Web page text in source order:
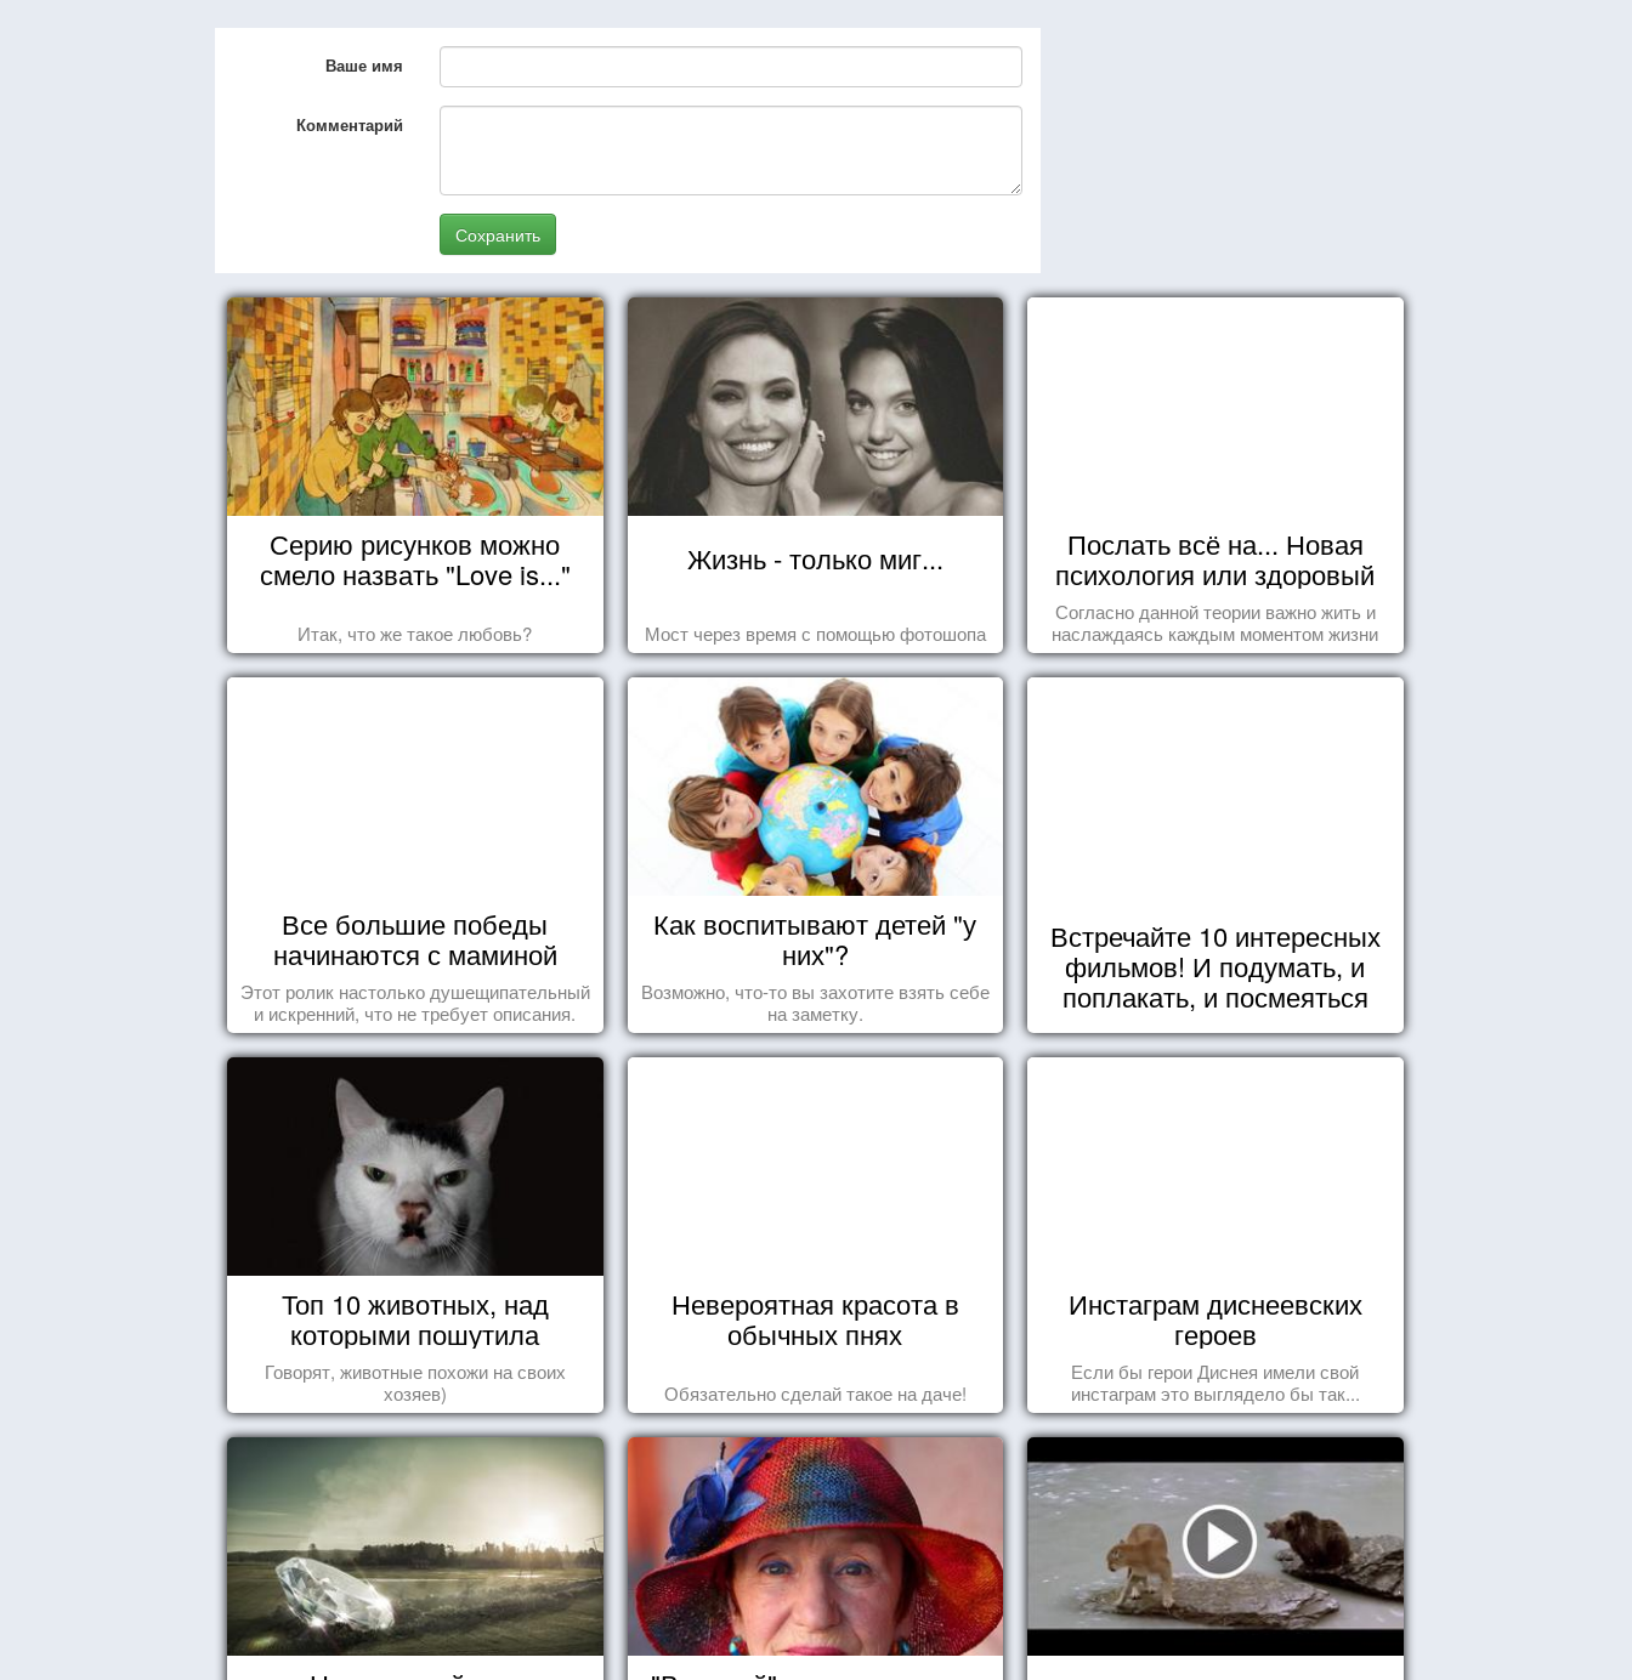
Ваше имя
Комментарий
Сохранить
Серию рисунков можно
смело назвать "Love is..."
Итак, что же такое любовь?
Жизнь - только миг...
Мост через время с помощью фотошопа
Послать всё на... Новая
психология или здоровый
пофигизм.
Согласно данной теории важно жить и
наслаждаясь каждым моментом жизни
осознанно и с удовольствием. Как это,
попробуем разобраться на реальных
Все большие победы
начинаются с маминой
колыбели
Этот ролик настолько душещипательный
и искренний, что не требует описания.
Как воспитывают детей "у
них"?
Возможно, что-то вы захотите взять себе
на заметку.
Встречайте 10 интересных
фильмов! И подумать, и
поплакать, и посмеяться
Топ 10 животных, над
которыми пошутила
природа
Говорят, животные похожи на своих
хозяев)
Невероятная красота в
обычных пнях
Обязательно сделай такое на даче!
Инстаграм диснеевских
героев
Если бы герои Диснея имели свой
инстаграм это выглядело бы так...